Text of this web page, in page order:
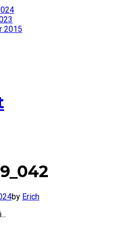
2015
by Erich